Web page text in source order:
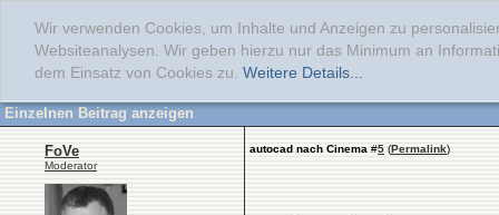
Wir verwenden Cookies, um Inhalte und Anzeigen zu
Websiteanalysen. Wir geben hierzu nur das Minimum an
dem Einsatz von Cookies zu. Weitere Details...
Einzelnen Beitrag anzeigen
FoVe
Moderator
autocad nach Cinema #5 (Permalink)